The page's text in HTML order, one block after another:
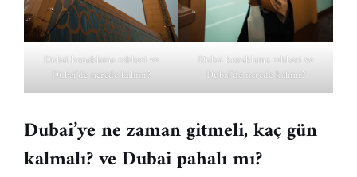
Dubai konaklama rehberi ve
Dubai’de nerede kalınır?
Dubai konaklama rehberi ve
Dubai’de nerede kalınır?
Dubai’ye ne zaman gitmeli, kaç gün
kalmalı?ve Dubai pahalı mı?